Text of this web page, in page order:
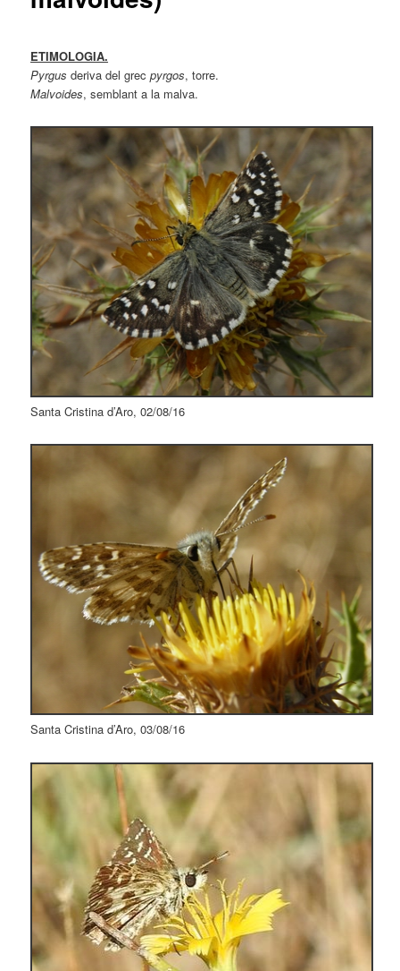
ETIMOLOGIA.
Pyrgus deriva del grecpyrgos, torre.
Malvoides, semblant a la malva.
Santa Cristina d’Aro, 02/08/16
Santa Cristina d’Aro, 03/08/16